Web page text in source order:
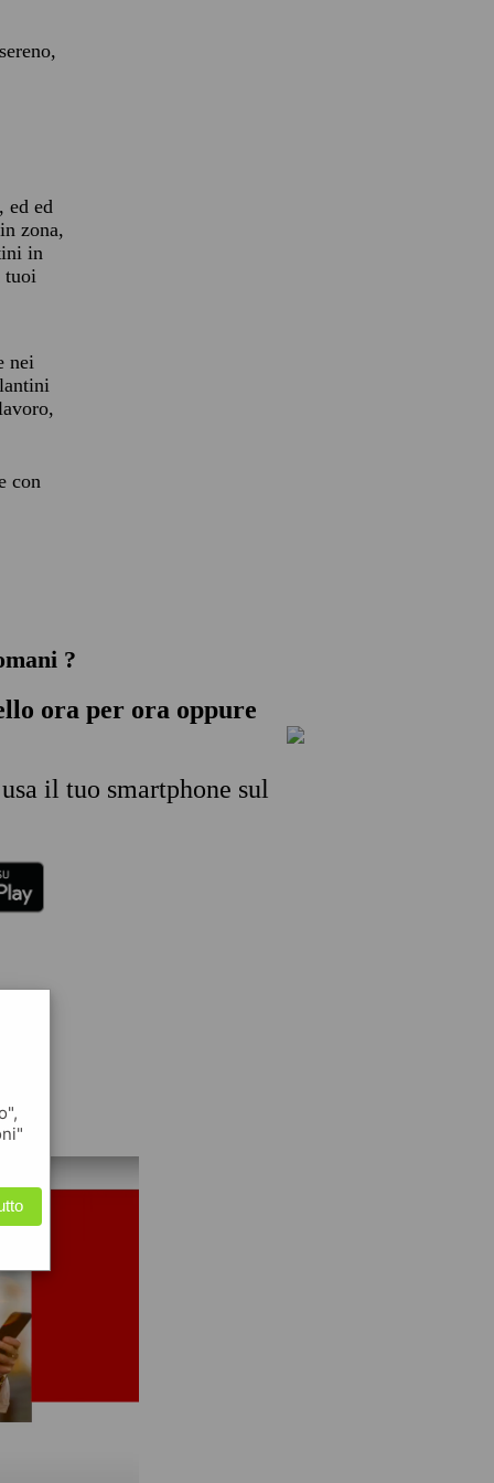
, ed ed
zona,
in
tuoi
nei
con
?
ora per ora oppure
il tuo smartphone sul